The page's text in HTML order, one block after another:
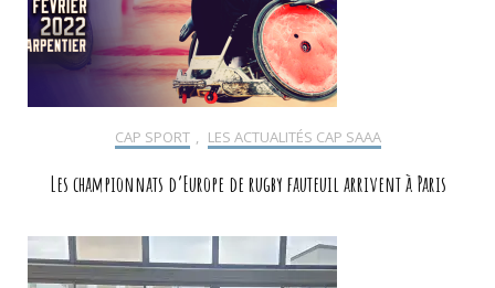
CAP SPORT LES ACTUALITÉS CAP SAAA
Les championnats d’Europe de rugby fauteuil arrivent à Paris